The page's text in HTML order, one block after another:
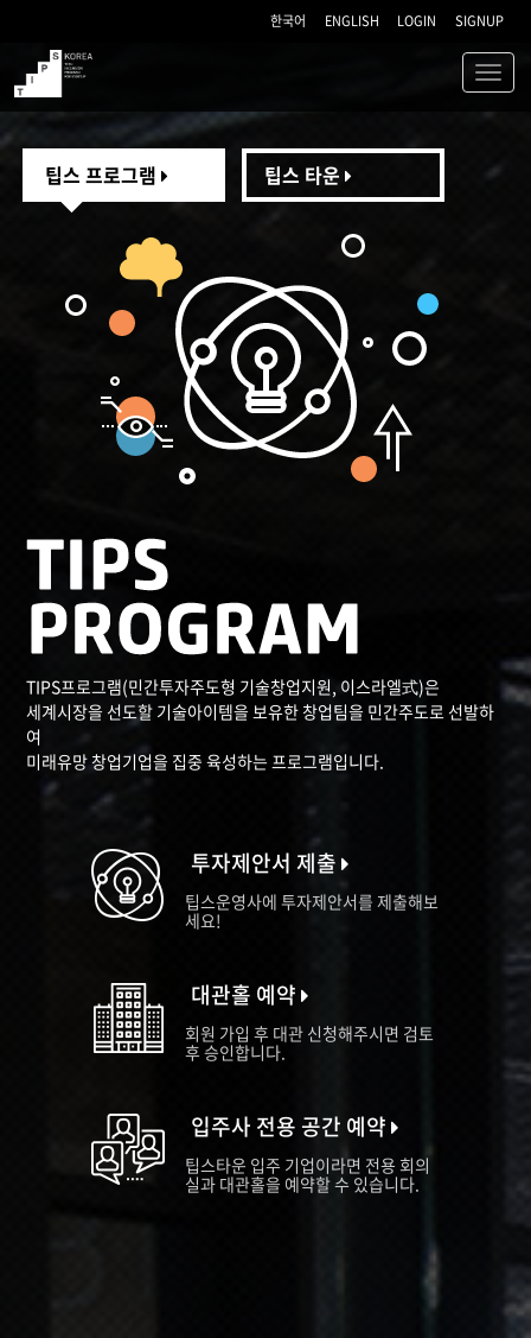
한국어 ENGLISH LOGIN SIGNUP
TIPS
팁스 프로그램 팁스 타운
TIPS프로그램(민간투자주도형 기술창업지원, 이스라엘式)은
세계시장을 선도할 기술아이템을 보유한 창업팀을 민간주도로 선발하
여
미래유망 창업기업을 집중 육성하는 프로그램입니다.
투자제안서 제출
팁스운영사에 투자제안서를 제출해보
세요!
대관홀 예약
회원 가입 후 대관 신청해주시면 검토
후 승인합니다.
입주사 전용 공간 예약
팁스타운 입주 기업이라면 전용 회의
실과 대관홀을 예약할 수 있습니다.